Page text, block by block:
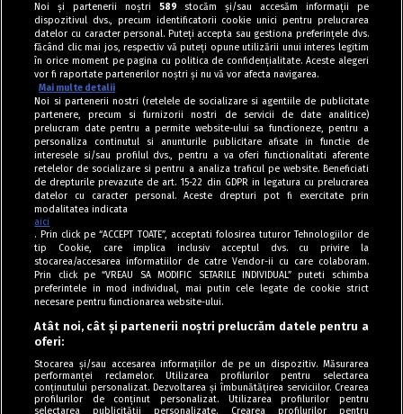
Tag index
Program Antena 1
Politica de cookies
Noi și partenerii noștri 589 stocăm și/sau accesăm informații pe
dispozitivul dvs., precum identificatorii cookie unici pentru prelucrarea
datelor cu caracter personal. Puteți accepta sau gestiona preferințele dvs.
făcând clic mai jos, respectiv vă puteți opune utilizării unui interes legitim
în orice moment pe pagina cu politica de confidențialitate. Aceste alegeri
vor fi raportate partenerilor noștri și nu vă vor afecta navigarea.
Mai multe detalii
Noi si partenerii nostri (retelele de socializare si agentiile de publicitate
partenere, precum si furnizorii nostri de servicii de date analitice)
prelucram date pentru a permite website-ului sa functioneze, pentru a
personaliza continutul si anunturile publicitare afisate in functie de
interesele si/sau profilul dvs., pentru a va oferi functionalitati aferente
retelelor de socializare si pentru a analiza traficul pe website. Beneficiati
de drepturile prevazute de art. 15-22 din GDPR in legatura cu prelucrarea
datelor cu caracter personal. Aceste drepturi pot fi exercitate prin
modalitatea indicata
aici
. Prin click pe “ACCEPT TOATE”, acceptati folosirea tuturor Tehnologiilor de
tip Cookie, care implica inclusiv acceptul dvs. cu privire la
stocarea/accesarea informatiilor de catre Vendor-ii cu care colaboram.
Prin click pe “VREAU SA MODIFIC SETARILE INDIVIDUAL” puteti schimba
preferintele in mod individual, mai putin cele legate de cookie strict
necesare pentru functionarea website-ului.
Atât noi, cât și partenerii noștri prelucrăm datele pentru a
oferi:
Stocarea și/sau accesarea informațiilor de pe un dispozitiv. Măsurarea
performanței reclamelor. Utilizarea profilurilor pentru selectarea
conținutului personalizat. Dezvoltarea și îmbunătățirea serviciilor. Crearea
profilurilor de conținut personalizat. Utilizarea profilurilor pentru
selectarea publicității personalizate. Crearea profilurilor pentru